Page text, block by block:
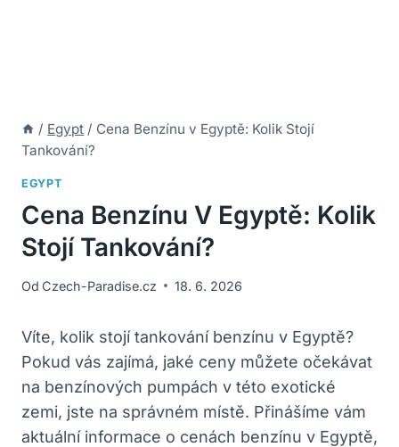
/ Egypt / Cena Benzínu v Egyptě: Kolik Stojí
Tankování?
EGYPT
Cena Benzínu V Egyptě: Kolik
Stojí Tankování?
Od Czech-Paradise.cz 18. 6. 2026
Víte, kolik stojí tankování benzínu v Egyptě?
Pokud vás zajímá, jaké ceny můžete očekávat
na benzínových pumpách v této exotické
zemi, jste na správném místě. Přinášíme vám
aktuální informace o cenách benzínu v Egyptě,